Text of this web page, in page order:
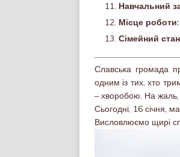
Навчальний
Місце роботи:
Сімейний
Славська громада
одним із тих, хто
– хворобою. На
Сьогодні, 16 січня,
Висловлюємо щирі